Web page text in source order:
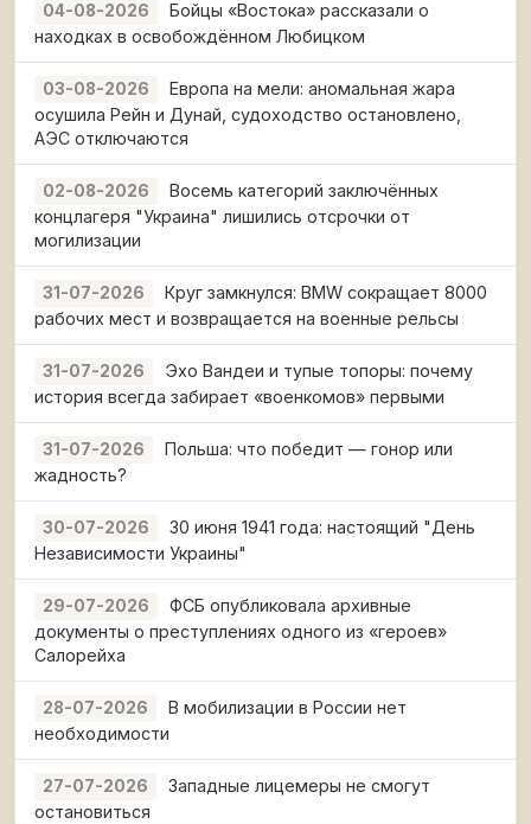
04-08-2026
Бойцы «Востока» рассказали о
находках в освобождённом Любицком
03-08-2026
Европа на мели: аномальная жара
осушила Рейн и Дунай, судоходство остановлено,
АЭС отключаются
02-08-2026
Восемь категорий заключённых
концлагеря "Украина" лишились отсрочки от
могилизации
31-07-2026
Круг замкнулся: BMW сокращает 8000
рабочих мест и возвращается на военные рельсы
31-07-2026
Эхо Вандеи и тупые топоры: почему
история всегда забирает «военкомов» первыми
31-07-2026
Польша: что победит — гонор или
жадность?
30-07-2026
30 июня 1941 года: настоящий "День
Независимости Украины"
29-07-2026
ФСБ опубликовала архивные
документы о преступлениях одного из «героев»
Салорейха
28-07-2026
В мобилизации в России нет
необходимости
27-07-2026
Западные лицемеры не смогут
остановиться